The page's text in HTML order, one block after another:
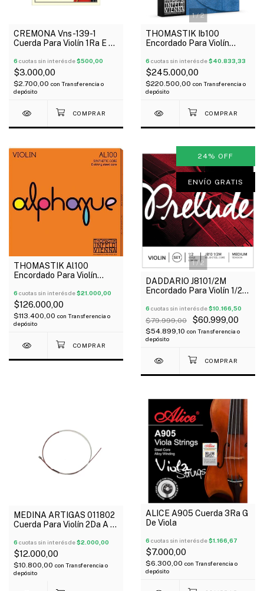
CREMONA Vns-139-1
Cuerda Para Violín 1Ra E X
6 cuotas sin interés de$500,00
$3.000,00
$2.700,00 con Transferencia o
depósito
1/2
THOMASTIK Ib100
Encordado Para Violín
6 cuotas sin interés de$40.833,33
$245.000,00
$220.500,00 con Transferencia o
depósito
THOMASTIK Al100
Encordado Para Violín
6 cuotas sin interés de$21.000,00
$126.000,00
$113.400,00 con Transferencia o
depósito
1/ 2
24% OFF
ENVÍO GRATIS
DADDARIO J8101/2M
Encordado Para Violín 1/2
6 cuotas sin interés de$10.166,50
$79.999,00 $60.999,00
$54.899,10 con Transferencia o
depósito
MEDINA ARTIGAS 011802
Cuerda Para Violín 2Da A X
6 cuotas sin interés de$2.000,00
$12.000,00
$10.800,00 con Transferencia o
depósito
ALICE A905 Cuerda 3Ra G
De Viola
6 cuotas sin interés de$1.166,67
$7.000,00
$6.300,00 con Transferencia o
depósito